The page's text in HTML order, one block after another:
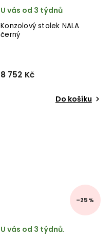
Konzolový stolek NALA
černý
U vás od 3 týdnů
8 752 Kč
Do košíku
–25 %
U vás od 3 týdnů.